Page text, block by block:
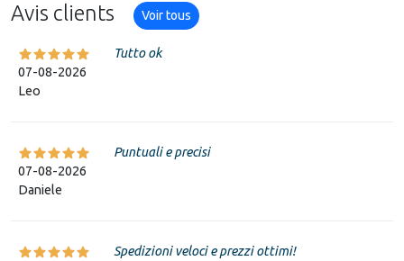
Avis clients Voir tous
07-08-2026
Leo
Tutto ok
07-08-2026
Daniele
Puntuali e precisi
Spedizioni veloci e prezzi ottimi!